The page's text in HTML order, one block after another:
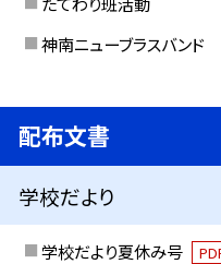
神南ニューブラスバンド
配布文書
学校だより
学校だより夏休み号